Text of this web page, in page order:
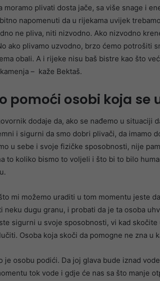
moramo plivati dosta jače, sa više snage i
napomenuti da u rijekama uvijek
ne pliva, niti nizvodno. Ako nizvodno
ako plivamo uzvodno, brzo ćemo potrošiti
obali. A i rijeke nisu baš bistre kao što
– kaže Bektaš.
pomoći osobi koja se
dodaje da, ako se nađemo u situaciji
i sigurni da smo dobri plivači, da imamo
u sebe i svoje fizičke sposobnosti, nije
to koliko bismo to voljeli i što bi to bilo
mi možemo uraditi u tom momentu jeste
neku dugu granu, i probati da je ta osoba
sigurni u svoje sposobnosti, vi kad
Osoba koja skoči da pomogne ne zna u
je osobu podići. Da joj glava bude iznad
tok vode i gdje će nas sa što manje